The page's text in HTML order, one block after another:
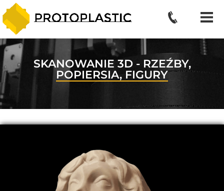
SKANOWANIE 3D - RZEŹBY,
POPIERSIA, FIGURY